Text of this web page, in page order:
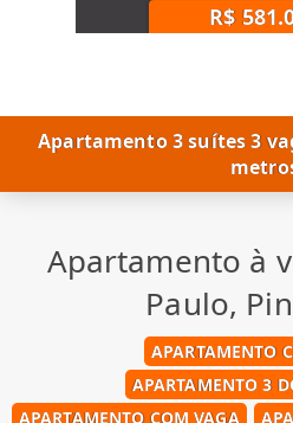
R$
Apartamento 3 suítes 3
Apartamento à
Paulo,
APARTAMENTO
APARTAMENTO 3
APARTAMENTO COM VAGA